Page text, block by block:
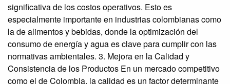
significativa de los costos operativos. Esto es
especialmente importante en industrias colombianas como
la de alimentos y bebidas, donde la optimización del
consumo de energía y agua es clave para cumplir con las
normativas ambientales. 3. Mejora en la Calidad y
Consistencia de los Productos En un mercado competitivo
como el de Colombia, la calidad es un factor determinante